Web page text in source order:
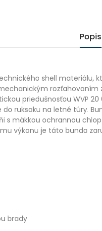
Popis
shell materiálu,
priedušnosťou WVP
ruksaku na letné túry.
s mäkkou ochrannou
výkonu je táto bunda
brady